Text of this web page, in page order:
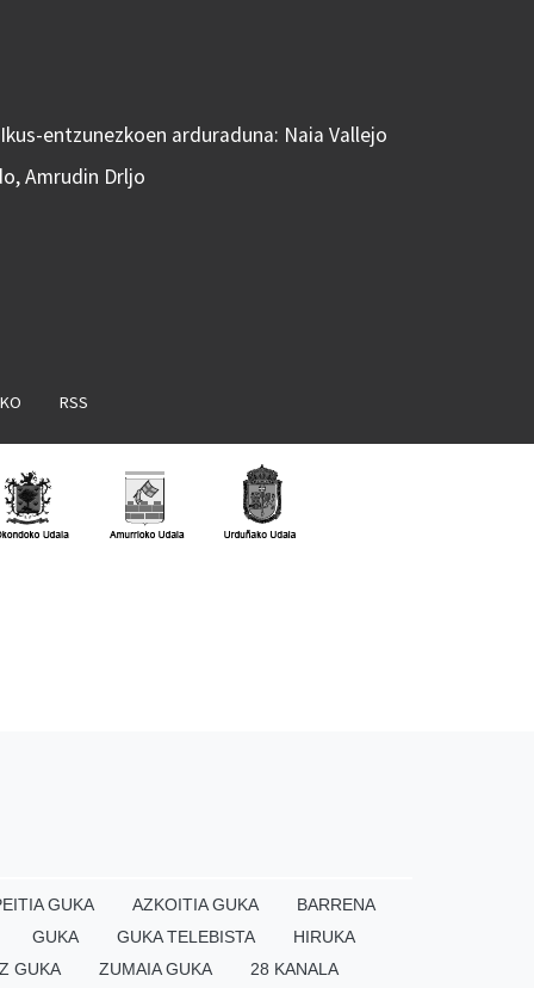
entzunezkoen arduraduna: Naia Vallejo
Amrudin Drljo
RSS
GUKA AZKOITIA GUKA
BARRENA
GUKA
GUKA TELEBISTA
HIRUKA
GUKA
ZUMAIA GUKA 28 KANALA